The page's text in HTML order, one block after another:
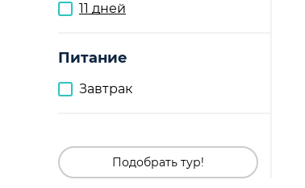
11 дней
Питание
Завтрак
Подобрать тур!